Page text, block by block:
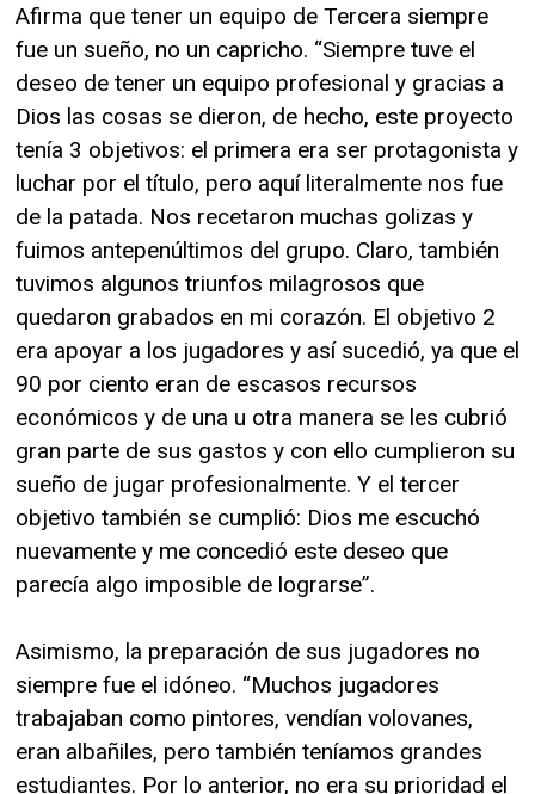
Afirma que tener un equipo de Tercera siempre
fue un sueño, no un capricho. “Siempre tuve el
deseo de tener un equipo profesional y gracias a
Dios las cosas se dieron, de hecho, este proyecto
tenía 3 objetivos: el primera era ser protagonista y
luchar por el título, pero aquí literalmente nos fue
de la patada. Nos recetaron muchas golizas y
fuimos antepenúltimos del grupo. Claro, también
tuvimos algunos triunfos milagrosos que
quedaron grabados en mi corazón. El objetivo 2
era apoyar a los jugadores y así sucedió, ya que el
90 por ciento eran de escasos recursos
económicos y de una u otra manera se les cubrió
gran parte de sus gastos y con ello cumplieron su
sueño de jugar profesionalmente. Y el tercer
objetivo también se cumplió: Dios me escuchó
nuevamente y me concedió este deseo que
parecía algo imposible de lograrse”.
Asimismo, la preparación de sus jugadores no
siempre fue el idóneo. “Muchos jugadores
trabajaban como pintores, vendían volovanes,
eran albañiles, pero también teníamos grandes
estudiantes. Por lo anterior, no era su prioridad el